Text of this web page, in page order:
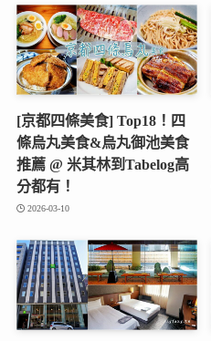
[京都四條美食] Top18！四
條烏丸美食&烏丸御池美食
推薦 @ 米其林到Tabelog高
分都有！
2026-03-10